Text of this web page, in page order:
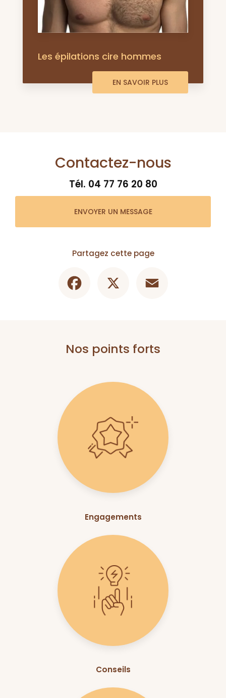
Les épilations cire hommes
EN SAVOIR PLUS
Contactez-nous
Tél. 04 77 76 20 80
ENVOYER UN MESSAGE
Partagez cette page
Nos points forts
Engagements
Conseils